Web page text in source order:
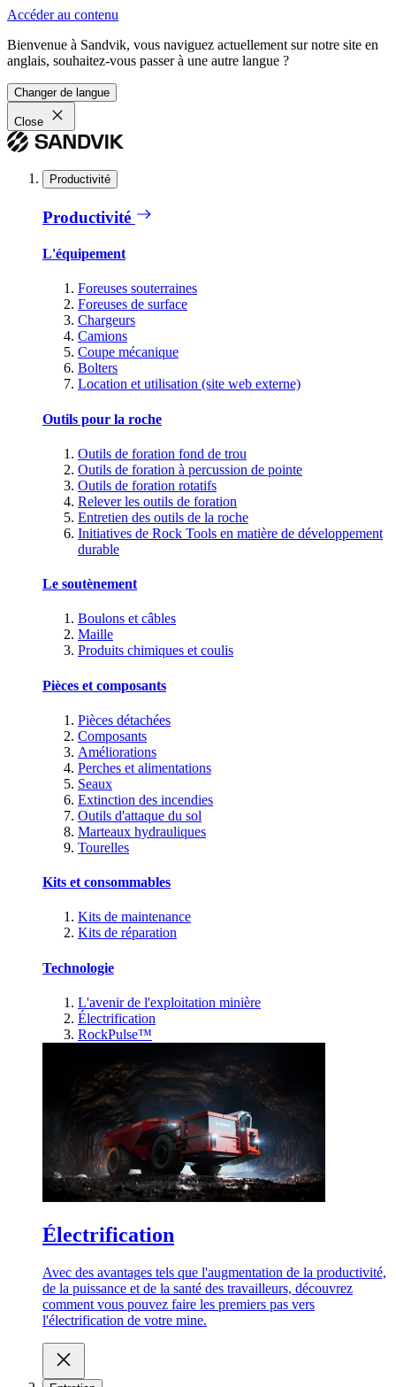
Accéder au contenu
Bienvenue à Sandvik, vous naviguez actuellement sur notre site en
anglais, souhaitez-vous passer à une autre langue ?
Changer de langue
Close
Productivité
Productivité
L'équipement
Foreuses souterraines
Foreuses de surface
Chargeurs
Camions
Coupe mécanique
Bolters
Location et utilisation (site web externe)
Outils pour la roche
Outils de foration fond de trou
Outils de foration à percussion de pointe
Outils de foration rotatifs
Relever les outils de foration
Entretien des outils de la roche
Initiatives de Rock Tools en matière de développement
durable
Le soutènement
Boulons et câbles
Maille
Produits chimiques et coulis
Pièces et composants
Pièces détachées
Composants
Améliorations
Perches et alimentations
Seaux
Extinction des incendies
Outils d'attaque du sol
Marteaux hydrauliques
Tourelles
Kits et consommables
Kits de maintenance
Kits de réparation
Technologie
L'avenir de l'exploitation minière
Électrification
RockPulse™
Électrification
Avec des avantages tels que l'augmentation de la productivité,
de la puissance et de la santé des travailleurs, découvrez
comment vous pouvez faire les premiers pas vers
l'électrification de votre mine.